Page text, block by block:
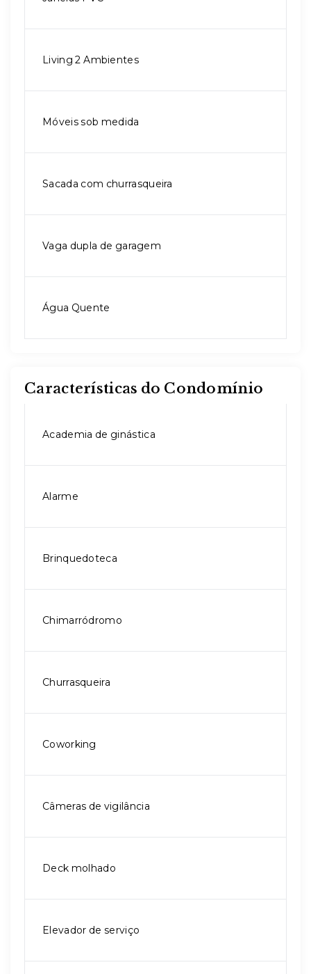
Living 2 Ambientes
Móveis sob medida
Sacada com churrasqueira
Vaga dupla de garagem
Água Quente
Características do Condomínio
Academia de ginástica
Alarme
Brinquedoteca
Chimarródromo
Churrasqueira
Coworking
Câmeras de vigilância
Deck molhado
Elevador de serviço